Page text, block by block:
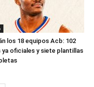
los 18 equipos Acb: 102
ya oficiales y siete plantillas